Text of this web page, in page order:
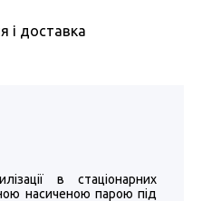
і доставка
в стаціонарних
насиченою парою під